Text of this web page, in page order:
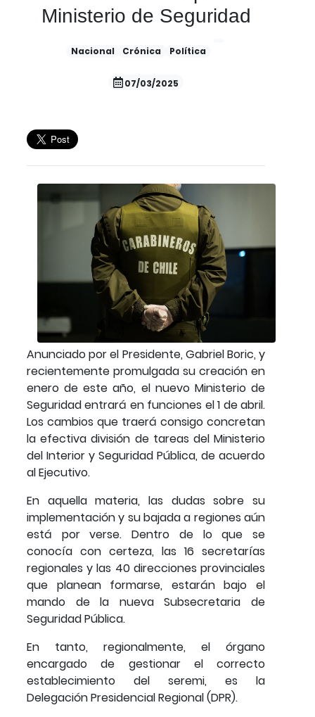
Ministerio de Seguridad
Nacional Crónica Política
07/03/2025
Anunciado por el Presidente, Gabriel Boric, y
recientemente promulgada su creación en
enero de este año, el nuevo Ministerio de
Seguridad entrará en funciones el 1 de abril.
Los cambios que traerá consigo concretan
la efectiva división de tareas del Ministerio
del Interior y Seguridad Pública, de acuerdo
al Ejecutivo.
En aquella materia, las dudas sobre su
implementación y su bajada a regiones aún
está por verse. Dentro de lo que se
conocía con certeza, las 16 secretarías
regionales y las 40 direcciones provinciales
que planean formarse, estarán bajo el
mando de la nueva Subsecretaria de
Seguridad Pública.
En tanto, regionalmente, el órgano
encargado de gestionar el correcto
establecimiento del seremi, es la
Delegación Presidencial Regional (DPR).